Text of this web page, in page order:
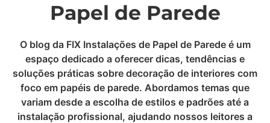
Papel de Parede
O blog da FIX Instalações de Papel de Parede é um
espaço dedicado a oferecer dicas, tendências e
soluções práticas sobre decoração de interiores com
foco em papéis de parede. Abordamos temas que
variam desde a escolha de estilos e padrões até a
instalação profissional, ajudando nossos leitores a